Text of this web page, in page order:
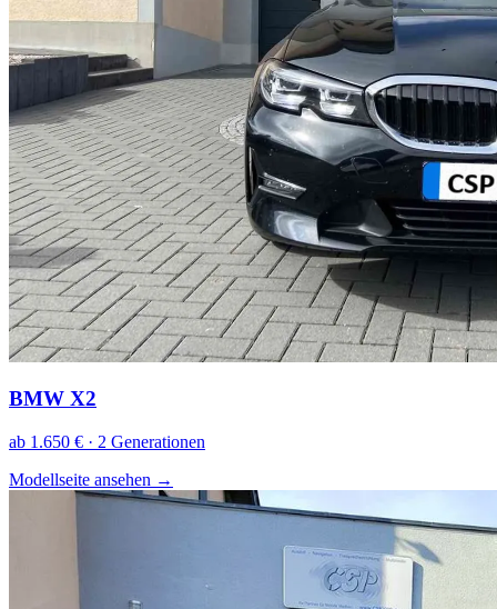
BMW X2
ab 1.650 € · 2 Generationen
Modellseite ansehen →